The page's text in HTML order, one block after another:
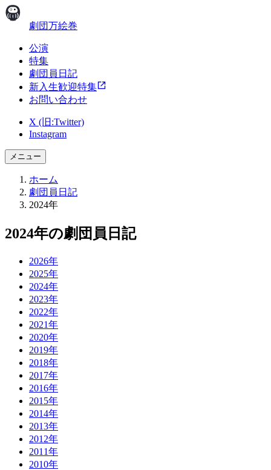
劇団万絵巻
公演
特集
劇団員日記
新入生歓迎特集
お問い合わせ
X (旧:Twitter)
Instagram
メニュー
ホーム
劇団員日記
2024年
2024年の劇団員日記
2026年
2025年
2024年
2023年
2022年
2021年
2020年
2019年
2018年
2017年
2016年
2015年
2014年
2013年
2012年
2011年
2010年